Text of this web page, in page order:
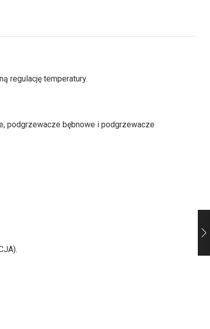
regulację temperatury.
podgrzewacze bębnowe i podgrzewacze